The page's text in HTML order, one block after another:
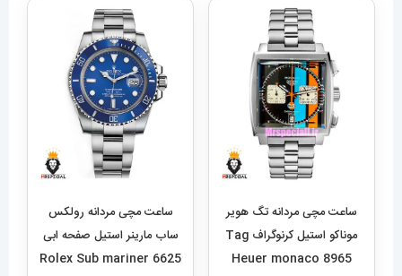
ساعت مچی مردانه تگ هویر
موناکو استیل کرنوگراف Tag
Heuer monaco 8965
ساعت مچی مردانه رولکس
ساب مارینر استیل صفحه ابی
6625 Rolex Sub mariner